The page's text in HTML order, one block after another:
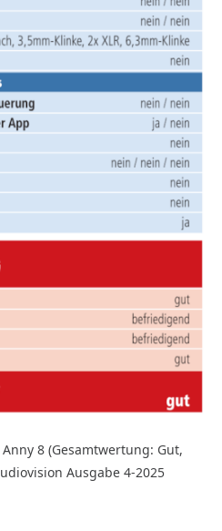
8 (Gesamtwertung: Gut,
Ausgabe 4-2025